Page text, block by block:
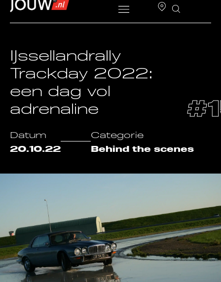
IJssellandrally
Trackday 2022:
een dag vol
adrenaline
Datum
20.10.22
Categorie
Behind the scenes